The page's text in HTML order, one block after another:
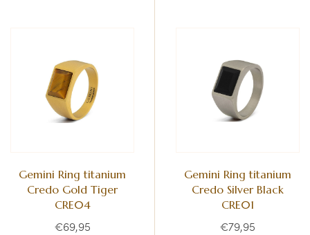
Gemini Ring titanium
Credo Gold Tiger
CRE04
€69,95
Gemini Ring titanium
Credo Silver Black
CRE01
€79,95